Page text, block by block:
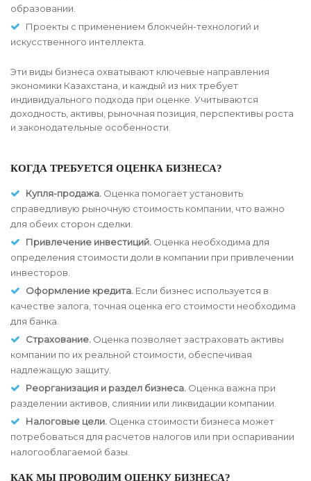
образовании.
Проекты с применением блокчейн-технологий и
искусственного интеллекта.
Эти виды бизнеса охватывают ключевые направления
экономики Казахстана, и каждый из них требует
индивидуального подхода при оценке. Учитываются
доходность, активы, рыночная позиция, перспективы роста
и законодательные особенности.
КОГДА ТРЕБУЕТСЯ ОЦЕНКА БИЗНЕСА?
Купля-продажа. Оценка помогает установить
справедливую рыночную стоимость компании, что важно
для обеих сторон сделки.
Привлечение инвестиций. Оценка необходима для
определения стоимости доли в компании при привлечении
инвесторов.
Оформление кредита. Если бизнес используется в
качестве залога, точная оценка его стоимости необходима
для банка.
Страхование. Оценка позволяет застраховать активы
компании по их реальной стоимости, обеспечивая
надлежащую защиту.
Реорганизация и раздел бизнеса. Оценка важна при
разделении активов, слиянии или ликвидации компании.
Налоговые цели. Оценка стоимости бизнеса может
потребоваться для расчетов налогов или при оспаривании
налогооблагаемой базы.
КАК МЫ ПРОВОДИМ ОЦЕНКУ БИЗНЕСА?